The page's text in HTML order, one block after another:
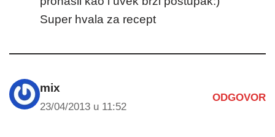
Super hvala za recept
mix
23/04/2013 u 11:52
ODGOVOR